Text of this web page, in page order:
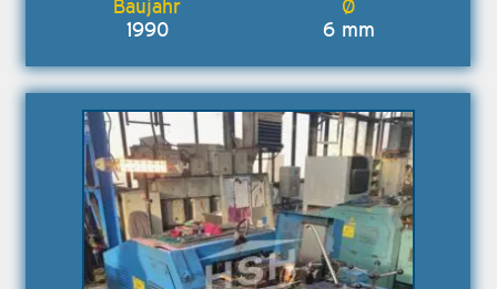
1990 6 mm